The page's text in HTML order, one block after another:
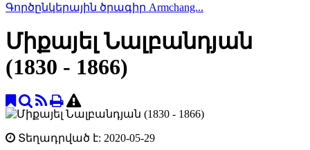
Գործընկերային ծրագիր Armchang...
Միքայել Նալբանդյան
(1830 - 1866)
Տեղադրված է: 2020-05-29